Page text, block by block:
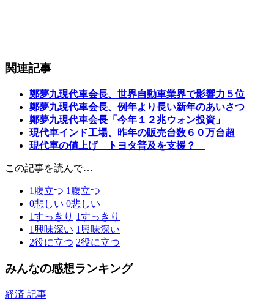
関連記事
鄭夢九現代車会長、世界自動車業界で影響力５位
鄭夢九現代車会長、例年より長い新年のあいさつ
鄭夢九現代車会長「今年１２兆ウォン投資」
現代車インド工場、昨年の販売台数６０万台超
現代車の値上げ トヨタ普及を支援？
この記事を読んで…
1 腹立つ 1 腹立つ
0悲しい 0悲しい
1すっきり 1すっきり
1興味深い 1興味深い
2役に立つ 2役に立つ
みんなの感想ランキング
経済 記事